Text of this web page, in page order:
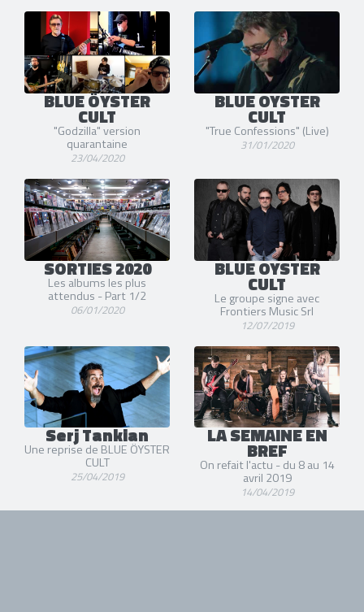
BLUE ÖYSTER
CULT
"Godzilla" version
quarantaine
23/04/2020
BLUE OYSTER
CULT
"True Confessions" (Live)
31/01/2020
SORTIES 2020
Les albums les plus
attendus - Part 1/2
06/01/2020
BLUE OYSTER
CULT
Le groupe signe avec
Frontiers Music Srl
12/07/2019
Serj Tankian
Une reprise de BLUE ÖYSTER
CULT
25/04/2019
LA SEMAINE EN
BREF
On refait l'actu - du 8 au 14
avril 2019
14/04/2019